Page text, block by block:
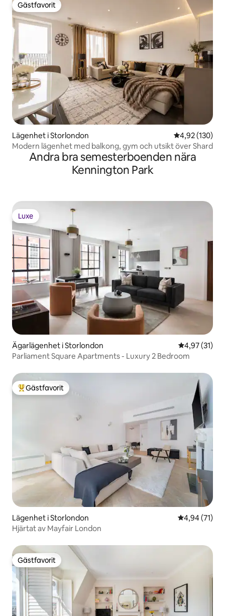
Gästfavorit
Gästfavorit
Lägenhet i Storlondon 4,92 av 5 i
4,92 (130)
Modern lägenhet med balkong, gym och utsikt över Shard
Andra bra semesterboenden nära
Kennington Park
Luxe
Luxe
Ägarlägenhet i Storlondon 4,97 av 5 i
4,97 (31)
Parliament Square Apartments - Luxury 2 Bedroom
Populär gästfavorit
Gästfavorit
Lägenhet i Storlondon 4,94 av 5 i
4,94 (71)
Hjärtat av Mayfair London
Gästfavorit
Gästfavorit